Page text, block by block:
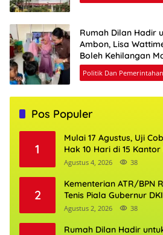
Rumah Dilan Hadir
Ambon, Lisa
Boleh Kehilangan
Politik Dan Pemerintahan
Pos Populer
1
Mulai 17 Agustus, Uji
Hak 10 Hari di 15
Agustus 4, 2026 38
2
Kementerian ATR/BPN
Tenis Piala Gubernur
Agustus 2, 2026 38
Rumah Dilan Hadir